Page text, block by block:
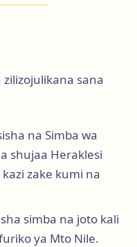
sana
na Simba wa
shujaa Heraklesi
zake kumi na
simba na joto kali
ya Mto Nile.